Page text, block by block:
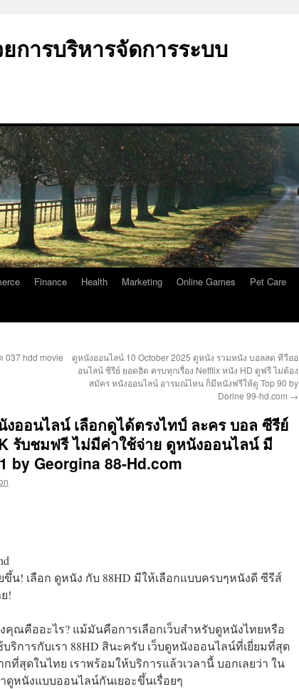
การบริหารจัดการระบบ
Finance Health Marketing Online Games Pet Care
037 hdd movie
ดูหนังออนไลน์ 10 October 2025 ดูหนัง รวมหนัง บอลสด ทีวีออ
อนไลน์ ซีรีย์ ยอดฮิต ครบทุกเรื่อง Netflix หนัง HD ดูฟรี ไม่ต้อง
สมัคร หนังออนไลน์ อารมณ์ไหน ก็มีหนังฟรีให้ดู Top 90 by
Dorine 99-hd.com →
ออนไลน์ เลือกดูได้ตรงไทป์ ละคร บอล ซีรีย์
รับชมฟรี ไม่มีค่าใช้จ่าย ดูหนังออนไลน์ มี
by Georgina 88-Hd.com
น! เลือก ดูหนัง กับ 88HD มีให้เลือกแบบครบๆหนังดี ซีรีส์
!
ณคืออะไร? แม้มันคือการเลือกเว็บสำหรับดูหนังไทยหรือ
ริการกับเรา 88HD สินะครับ เว็บดูหนังออนไลน์ที่เยี่ยมที่สุด
ที่สุดในไทย เราพร้อมให้บริการแล้วเวลานี้ บอกเลยว่า ใน
หนังแบบออนไลน์กันเยอะขึ้นเรื่อยๆ